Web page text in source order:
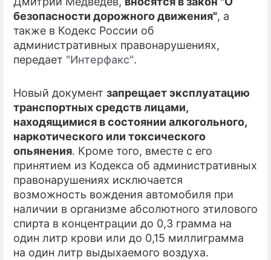
ИГРЫ
О ПРОЕКТЕ
безопасности дорожного движения", а
также в Кодекс России об
административных правонарушениях,
передает "Интерфакс".
Новый документ запрещает эксплуатацию
транспортных средств лицами,
находящимися в состоянии алкогольного,
наркотического или токсического
опьянения. Кроме того, вместе с его
принятием из Кодекса об административных
правонарушениях исключается
возможность вождения автомобиля при
наличии в организме абсолютного этилового
спирта в концентрации до 0,3 грамма на
один литр крови или до 0,15 миллиграмма
на один литр выдыхаемого воздуха.